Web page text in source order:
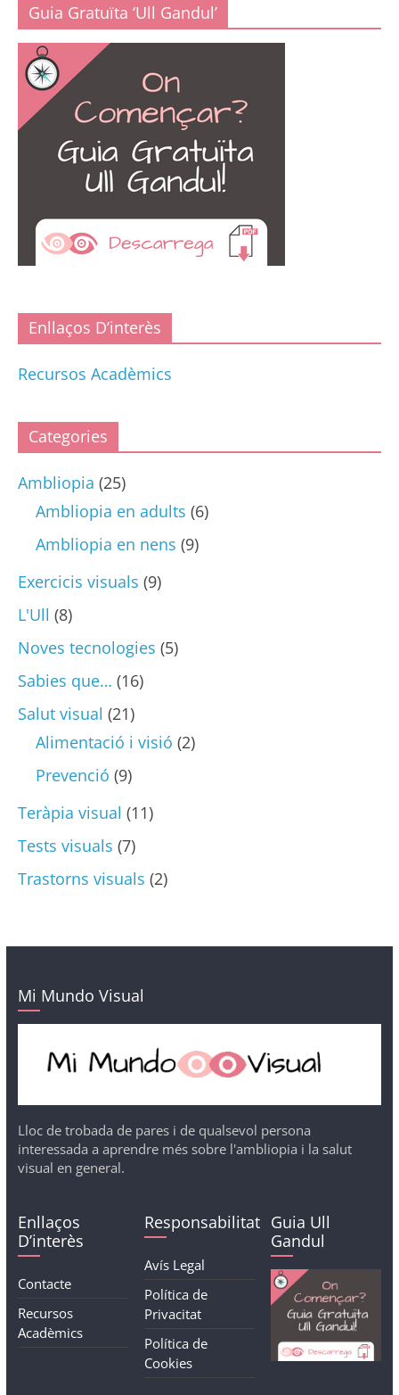
Guia Gratuïta ‘Ull Gandul’
Enllaços D’interès
Recursos Acadèmics
Categories
Ambliopia (25)
Ambliopia en adults (6)
Ambliopia en nens (9)
Exercicis visuals (9)
L'Ull (8)
Noves tecnologies (5)
Sabies que… (16)
Salut visual (21)
Alimentació i visió (2)
Prevenció (9)
Teràpia visual (11)
Tests visuals (7)
Trastorns visuals (2)
Mi Mundo Visual
Lloc de trobada de pares i de qualsevol persona
interessada a aprendre més sobre l'ambliopia i la salut
visual en general.
Enllaços
D’interès
Contacte
Recursos
Acadèmics
Responsabilitat
Avís Legal
Política de
Privacitat
Política de
Cookies
Guia Ull
Gandul